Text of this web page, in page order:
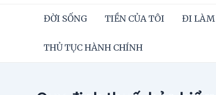
ĐỜI SỐNG TIỀN CỦA TÔI ĐI LÀM
THỦ TỤC HÀNH CHÍNH